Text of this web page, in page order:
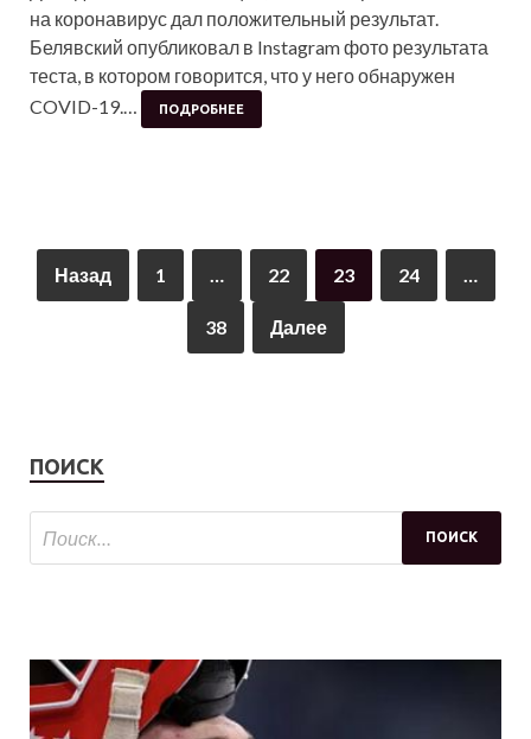
на коронавирус дал положительный результат.
Белявский опубликовал в Instagram фото результата
теста, в котором говорится, что у него обнаружен
COVID-19.…
ПОДРОБНЕЕ
Назад 1 … 22 23 24 …
38 Далее
ПОИСК